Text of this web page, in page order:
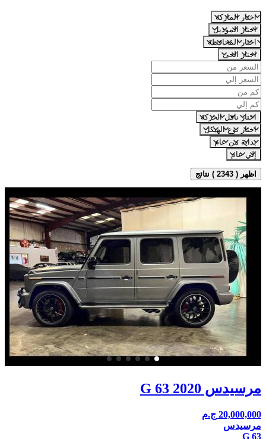
اختار الماركة
اختار الموديل
اختار المحافظة
اختار الحى
اختار ناقل الحركة
اختار نوع الهيكل
بداية من عام
إلي عام
اظهر ( 2343 ) نتائج
مرسيدس G 63 2020
20,000,000 ج.م
مرسيدس
G 63